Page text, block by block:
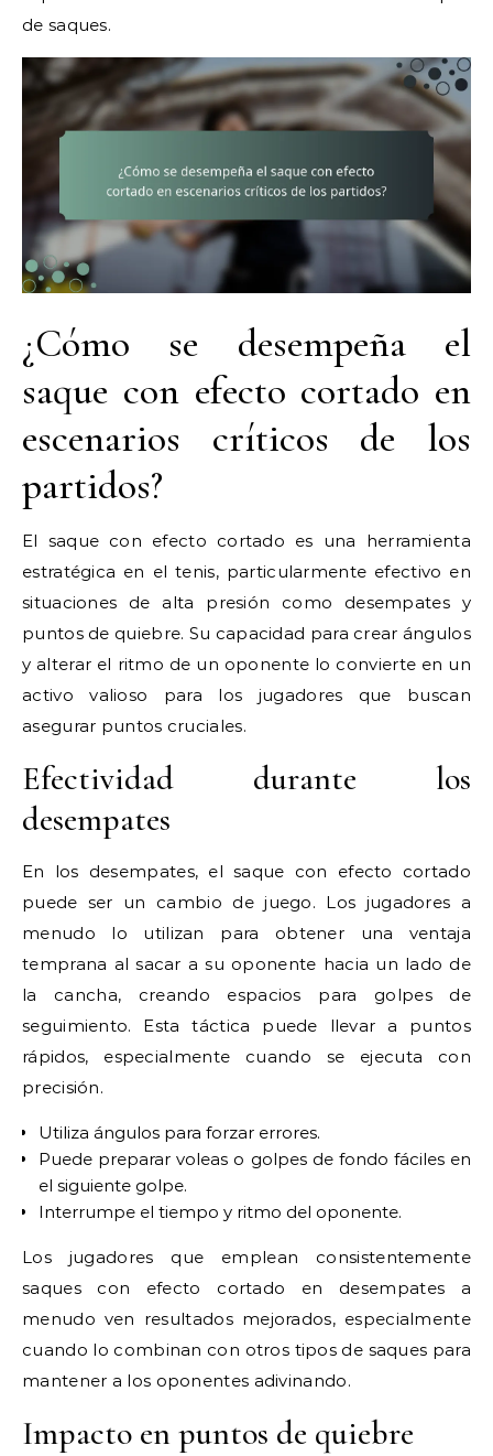
de saques.
¿Cómo se desempeña el
saque con efecto cortado en
escenarios críticos de los
partidos?
El saque con efecto cortado es una herramienta
estratégica en el tenis, particularmente efectivo en
situaciones de alta presión como desempates y
puntos de quiebre. Su capacidad para crear ángulos
y alterar el ritmo de un oponente lo convierte en un
activo valioso para los jugadores que buscan
asegurar puntos cruciales.
Efectividad durante los
desempates
En los desempates, el saque con efecto cortado
puede ser un cambio de juego. Los jugadores a
menudo lo utilizan para obtener una ventaja
temprana al sacar a su oponente hacia un lado de
la cancha, creando espacios para golpes de
seguimiento. Esta táctica puede llevar a puntos
rápidos, especialmente cuando se ejecuta con
precisión.
Utiliza ángulos para forzar errores.
Puede preparar voleas o golpes de fondo fáciles en
el siguiente golpe.
Interrumpe el tiempo y ritmo del oponente.
Los jugadores que emplean consistentemente
saques con efecto cortado en desempates a
menudo ven resultados mejorados, especialmente
cuando lo combinan con otros tipos de saques para
mantener a los oponentes adivinando.
Impacto en puntos de quiebre